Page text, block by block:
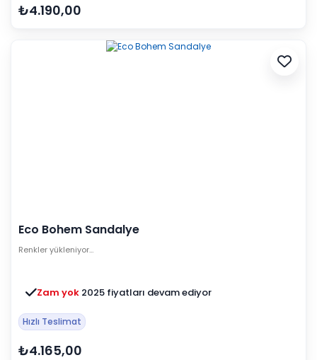
₺4.190,00
Eco Bohem Sandalye
Renkler yükleniyor…
Zam yok 2025 fiyatları devam ediyor
Hızlı Teslimat
₺4.165,00